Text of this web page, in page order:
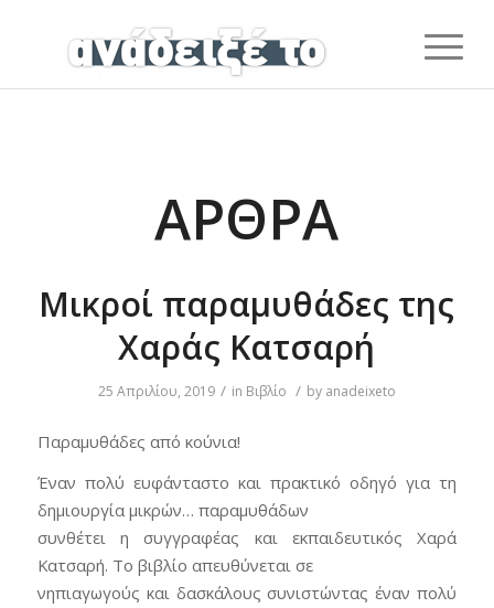
ΆΡΘΡΑ
Μικροί παραμυθάδες της
Χαράς Κατσαρή
25 Απριλίου, 2019 / in Βιβλίο / by anadeixeto
Παραμυθάδες από κούνια!
Έναν πολύ ευφάνταστο και πρακτικό οδηγό για τη
δημιουργία μικρών… παραμυθάδων
συνθέτει η συγγραφέας και εκπαιδευτικός Χαρά
Κατσαρή. Το βιβλίο απευθύνεται σε
νηπιαγωγούς και δασκάλους συνιστώντας έναν πολύ